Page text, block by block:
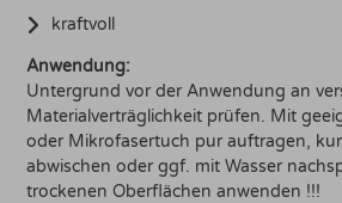
kraftvoll
Anwendung:
Untergrund vor der Anwendung an
Materialverträglichkeit prüfen. Mit
oder Mikrofasertuch pur auftragen,
abwischen oder ggf. mit Wasser
trockenen Oberflächen anwenden !!!